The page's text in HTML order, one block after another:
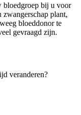
bloedgroep bij u voor
plant,
bloeddonor te
gevraagd zijn.
veranderen?